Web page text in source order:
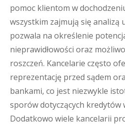
pomoc klientom w
wszystkim zajmują się analizą
pozwala na określenie
nieprawidłowości oraz
roszczeń. Kancelarie często
reprezentację przed sądem
bankami, co jest niezwykle
sporów dotyczących kredytów
Dodatkowo wiele kancelarii